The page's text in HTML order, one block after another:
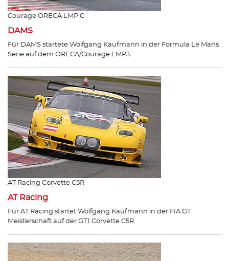
Courage ORECA LMP C
DAMS
Für DAMS startete Wolfgang Kaufmann in der Formula Le Mans
Serie auf dem ORECA/Courage LMP3.
AT Racing Corvette C5R
AT Racing
Für AT Racing startet Wolfgang Kaufmann in der FIA GT
Meisterschaft auf der GT1 Corvette C5R.